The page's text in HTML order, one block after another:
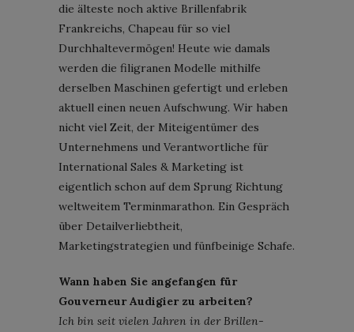
die älteste noch aktive Brillenfabrik
Frankreichs, Chapeau für so viel
Durchhaltevermögen! Heute wie damals
werden die filigranen Modelle mithilfe
derselben Maschinen gefertigt und erleben
aktuell einen neuen Aufschwung. Wir haben
nicht viel Zeit, der Miteigentümer des
Unternehmens und Verantwortliche für
International Sales & Marketing ist
eigentlich schon auf dem Sprung Richtung
weltweitem Terminmarathon. Ein Gespräch
über Detailverliebtheit,
Marketingstrategien und fünfbeinige Schafe.
Wann haben Sie angefangen für
Gouverneur Audigier zu arbeiten?
Ich bin seit vielen Jahren in der Brillen-